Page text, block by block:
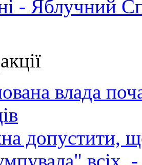
- Яблучний
влада
допустити,
всіх,